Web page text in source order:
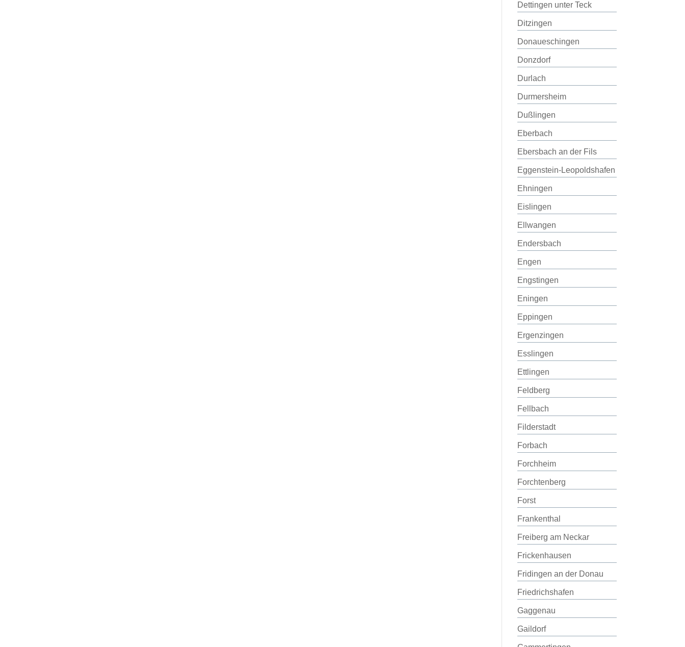
Dettingen unter Teck
Ditzingen
Donaueschingen
Donzdorf
Durlach
Durmersheim
Dußlingen
Eberbach
Ebersbach an der Fils
Eggenstein-Leopoldshafen
Ehningen
Eislingen
Ellwangen
Endersbach
Engen
Engstingen
Eningen
Eppingen
Ergenzingen
Esslingen
Ettlingen
Feldberg
Fellbach
Filderstadt
Forbach
Forchheim
Forchtenberg
Forst
Frankenthal
Freiberg am Neckar
Frickenhausen
Fridingen an der Donau
Friedrichshafen
Gaggenau
Gaildorf